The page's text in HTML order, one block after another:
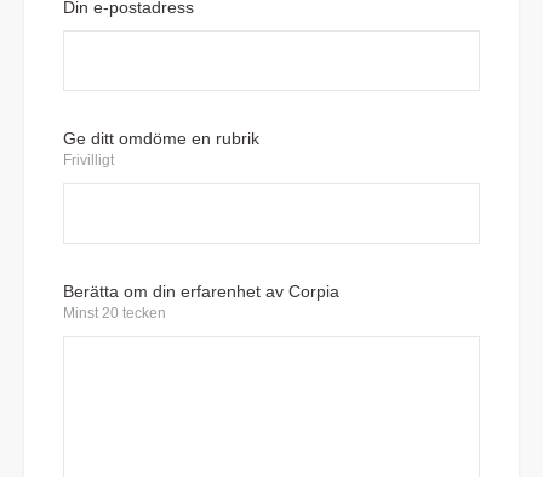
Din e-postadress
Ge ditt omdöme en rubrik
Frivilligt
Berätta om din erfarenhet av Corpia
Minst 20 tecken